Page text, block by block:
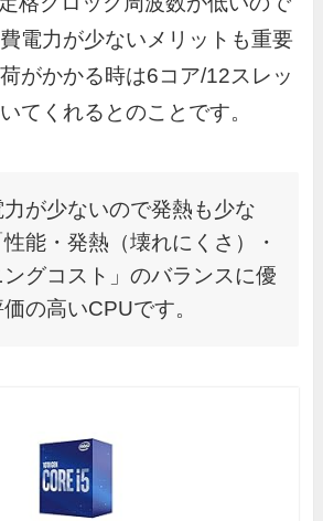
電力が少ないメリットも重要
がかかる時は6コア/12スレッ
てくれるとのことです。
が少ないので発熱も少な
性能・発熱（壊れにくさ）・
ングコスト」のバランスに優
の高いCPUです。